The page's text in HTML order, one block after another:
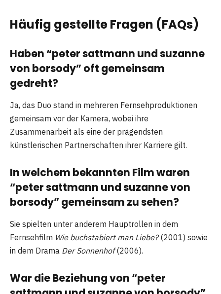
Häufig gestellte Fragen (FAQs)
Haben “peter sattmann und suzanne
von borsody” oft gemeinsam
gedreht?
Ja, das Duo stand in mehreren Fernsehproduktionen
gemeinsam vor der Kamera, wobei ihre
Zusammenarbeit als eine der prägendsten
künstlerischen Partnerschaften ihrer Karriere gilt.
In welchem bekannten Film waren
“peter sattmann und suzanne von
borsody” gemeinsam zu sehen?
Sie spielten unter anderem Hauptrollen in dem
Fernsehfilm Wie buchstabiert man Liebe?(2001) sowie
in dem Drama Der Sonnenhof(2006).
War die Beziehung von “peter